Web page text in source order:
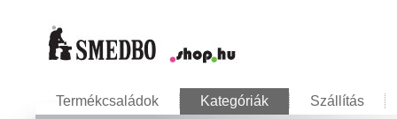
Termékcsaládok Kategóriák
Szállítás